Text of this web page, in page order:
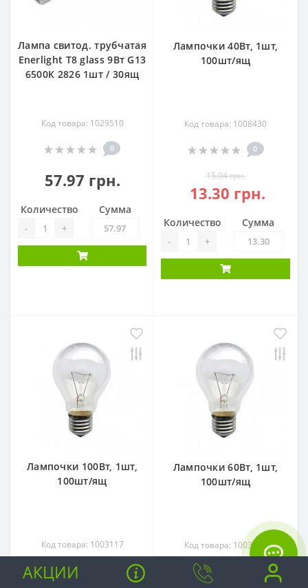
Лампа свитод. трубчатая
Enerlight Т8 glass 9Вт G13
6500К 2826 1шт / 30ящ
Код товара: 1029510
0
57.97 грн.
Количество
- +
Сумма
Лампочки 40Вт, 1шт,
100шт/ящ
Код товара: 1008430
0
15.04 грн.
13.30 грн.
Количество
- +
Сумма
Лампочки 100Вт, 1шт,
100шт/ящ
Код товара: 1003117
Лампочки 60Вт, 1шт,
100шт/ящ
Код товара: 1003119
АКЦИИ